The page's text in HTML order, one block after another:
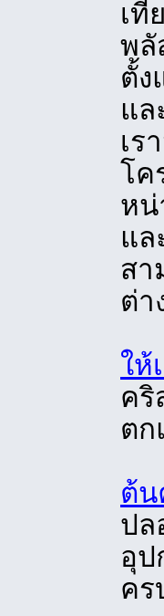
เที
พลั
ตั้ง
แล
เร
โค
หน่
แล
สา
ต่า
ให้
คริ
ตก
ต้น
ปล
อุป
คร